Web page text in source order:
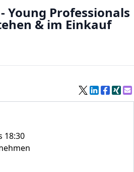
Young Professionals
& im Einkauf
18:30